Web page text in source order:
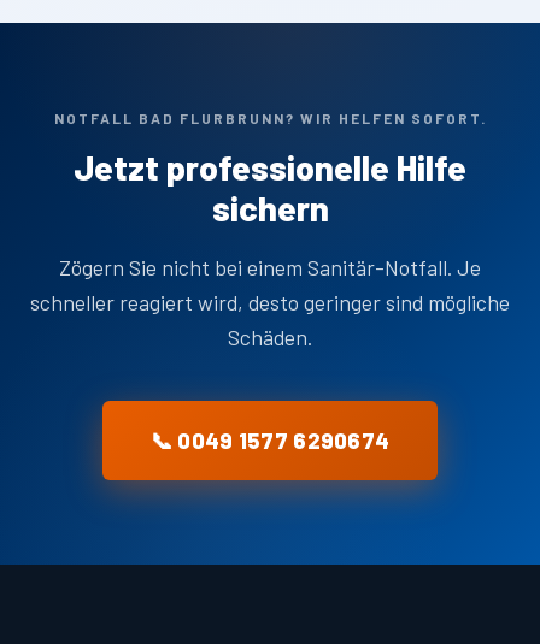
NOTFALL BAD FLURBRUNN? WIR HELFEN SOFORT.
Jetzt professionelle Hilfe
sichern
Zögern Sie nicht bei einem Sanitär-Notfall. Je
schneller reagiert wird, desto geringer sind mögliche
Schäden.
📞 0049 1577 6290674